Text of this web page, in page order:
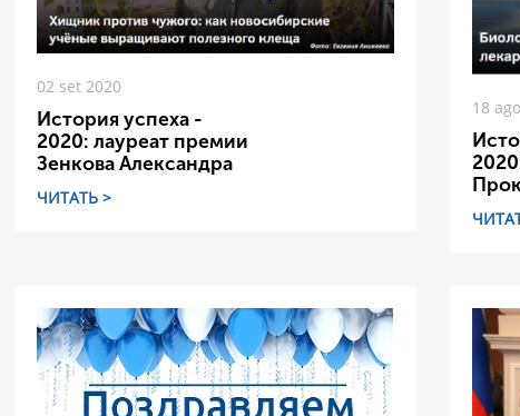
02 set 2020
История успеха -
2020: лауреат премии
Зенкова Александра
ЧИТАТЬ >
18